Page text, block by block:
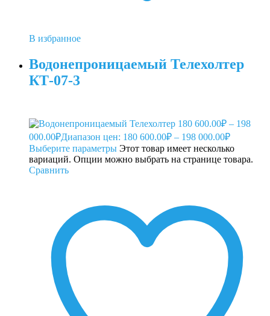
В избранное
Водонепроницаемый Телехолтер
КТ-07-3
180 600.00₽ – 198
000.00₽Диапазон цен: 180 600.00₽ – 198 000.00₽
Выберите параметры Этот товар имеет несколько
вариаций. Опции можно выбрать на странице товара.
Сравнить